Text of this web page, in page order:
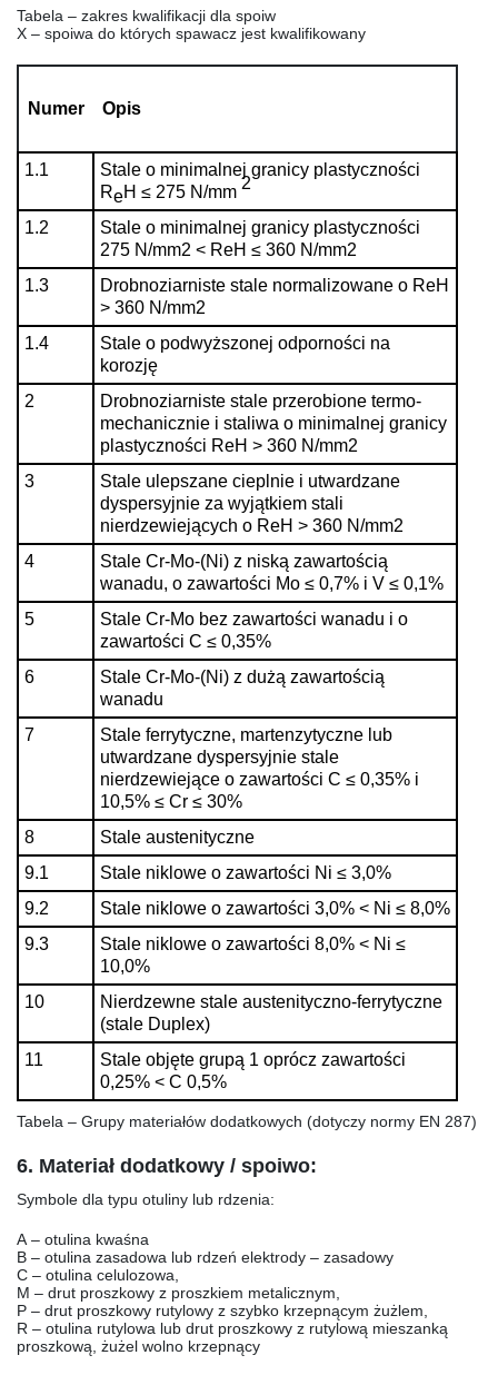
Tabela – zakres kwalifikacji dla spoiw
X – spoiwa do których spawacz jest kwalifikowany
Numer Opis
1.1
Stale o minimalnej granicy plastyczności
ReH ≤ 275 N/mm 2
1.2
Stale o minimalnej granicy plastyczności
275 N/mm2 < ReH ≤ 360 N/mm2
1.3
Drobnoziarniste stale normalizowane o ReH
> 360 N/mm2
1.4
Stale o podwyższonej odporności na
korozję
2
Drobnoziarniste stale przerobione termo-
mechanicznie i staliwa o minimalnej granicy
plastyczności ReH > 360 N/mm2
3
Stale ulepszane cieplnie i utwardzane
dyspersyjnie za wyjątkiem stali
nierdzewiejących o ReH > 360 N/mm2
4
Stale Cr-Mo-(Ni) z niską zawartością
wanadu, o zawartości Mo ≤ 0,7% i V ≤ 0,1%
5
Stale Cr-Mo bez zawartości wanadu i o
zawartości C ≤ 0,35%
6
Stale Cr-Mo-(Ni) z dużą zawartością
wanadu
7
Stale ferrytyczne, martenzytyczne lub
utwardzane dyspersyjnie stale
nierdzewiejące o zawartości C ≤ 0,35% i
10,5% ≤ Cr ≤ 30%
8
Stale austenityczne
9.1
Stale niklowe o zawartości Ni ≤ 3,0%
9.2
Stale niklowe o zawartości 3,0% < Ni ≤ 8,0%
9.3
Stale niklowe o zawartości 8,0% < Ni ≤
10,0%
10
Nierdzewne stale austenityczno-ferrytyczne
(stale Duplex)
11
Stale objęte grupą 1 oprócz zawartości
0,25% < C 0,5%
Tabela – Grupy materiałów dodatkowych (dotyczy normy EN 287)
6. Materiał dodatkowy / spoiwo:
Symbole dla typu otuliny lub rdzenia:
A – otulina kwaśna
B – otulina zasadowa lub rdzeń elektrody – zasadowy
C – otulina celulozowa,
M – drut proszkowy z proszkiem metalicznym,
P – drut proszkowy rutylowy z szybko krzepnącym żużlem,
R – otulina rutylowa lub drut proszkowy z rutylową mieszanką
proszkową, żużel wolno krzepnący